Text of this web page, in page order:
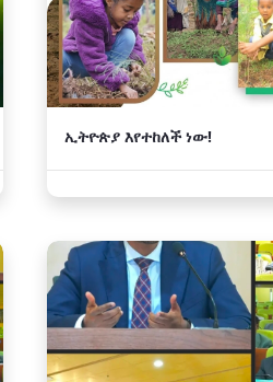
ኢትዮጵያ እየተከለች ነው!